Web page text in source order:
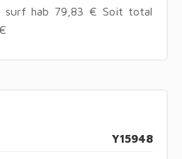
surf hab 79,83 € Soit total
Y15948